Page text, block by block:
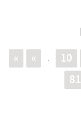
« « . 10
81